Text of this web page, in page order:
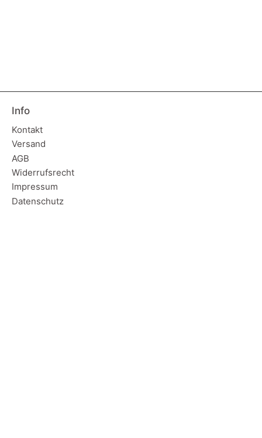
Info
Kontakt
Versand
AGB
Widerrufsrecht
Impressum
Datenschutz